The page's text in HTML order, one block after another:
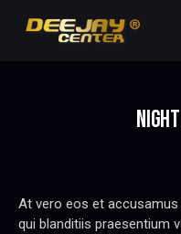
At vero eos et
qui blanditiis praesentium